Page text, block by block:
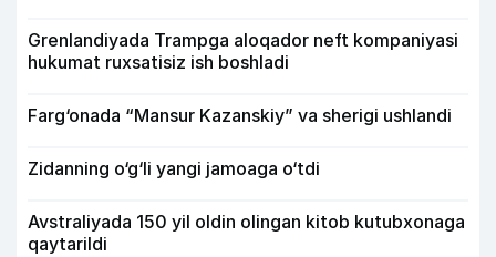
Grenlandiyada Trampga aloqador neft kompaniyasi
hukumat ruxsatisiz ish boshladi
Farg‘onada “Mansur Kazanskiy” va sherigi ushlandi
Zidanning o‘g‘li yangi jamoaga o‘tdi
Avstraliyada 150 yil oldin olingan kitob kutubxonaga
qaytarildi